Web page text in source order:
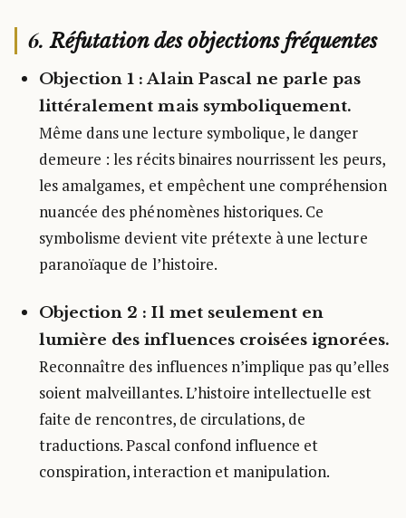
6.Réfutation des objections fréquentes
Objection 1 : Alain Pascal ne parle pas
littéralement mais symboliquement.
Même dans une lecture symbolique, le danger
demeure : les récits binaires nourrissent les peurs,
les amalgames, et empêchent une compréhension
nuancée des phénomènes historiques. Ce
symbolisme devient vite prétexte à une lecture
paranoïaque de l’histoire.
Objection 2 : Il met seulement en
lumière des influences croisées ignorées.
Reconnaître des influences n’implique pas qu’elles
soient malveillantes. L’histoire intellectuelle est
faite de rencontres, de circulations, de
traductions. Pascal confond influence et
conspiration, interaction et manipulation.